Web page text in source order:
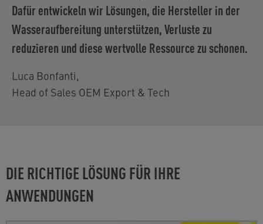
Dafür entwickeln wir Lösungen, die Hersteller in der
Wasseraufbereitung unterstützen, Verluste zu
reduzieren und diese wertvolle Ressource zu schonen.
Luca Bonfanti,
Head of Sales OEM Export & Tech
DIE RICHTIGE LÖSUNG FÜR IHRE
ANWENDUNGEN